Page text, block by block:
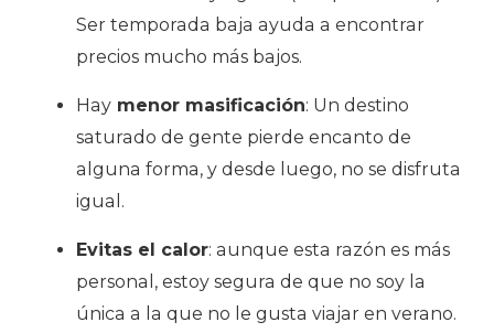
Ser temporada baja ayuda a encontrar
precios mucho más bajos.
Hay menor masificación: Un destino
saturado de gente pierde encanto de
alguna forma, y desde luego, no se disfruta
igual.
Evitas el calor: aunque esta razón es más
personal, estoy segura de que no soy la
única a la que no le gusta viajar en verano.